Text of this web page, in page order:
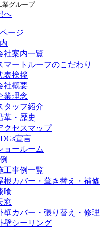
グループ
ージ
社案内一覧
マートルーフのこだわり
表挨拶
社概要
業理念
タッフ紹介
革・歴史
クセスマップ
宣言
ョールーム
工事例一覧
根カバー・葺き替え・補修
喰
窓
壁カバー・張り替え・修理
壁シーリング